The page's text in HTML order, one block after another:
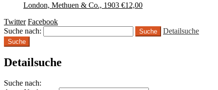
London, Methuen & Co., 1903 €12,00
Twitter Facebook
Suche nach:
Detailsuche
Suche
Detailsuche
Suche nach: